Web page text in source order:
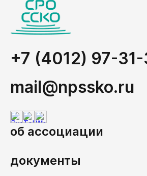
+7 (4012) 97-31-
mail@npssko.ru
об ассоциации
документы